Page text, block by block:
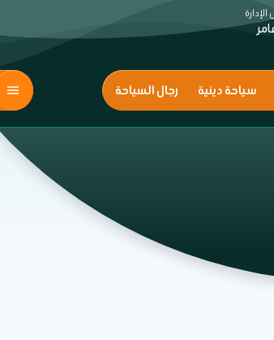
سياحة دينية رجال السياحة